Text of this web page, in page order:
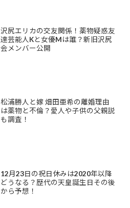
沢尻エリカの交友関係！薬物疑惑友
達芸能人Kと女優Mは誰？新旧沢尻
会メンバー公開
松浦勝人と嫁 畑田亜希の離婚理由
は薬物と不倫？愛人や子供の父親説
も調査！
12月23日の祝日休みは2020年以降
どうなる？歴代の天皇誕生日その後
から予想！